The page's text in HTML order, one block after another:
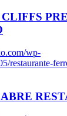
wp-
restaurante-